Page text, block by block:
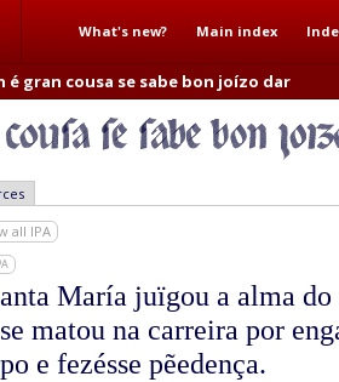
What's new? Main index
é gran cousa se sabe bon joízo dar
all IPA
María juïgou a alma
matou na carreira por
e fezésse pẽedença.